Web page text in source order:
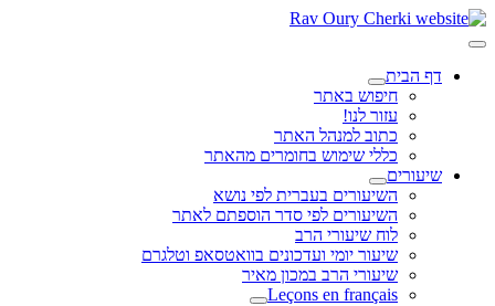
דף הבית
חיפוש באתר
עזור לנו!
כתוב למנהל האתר
כללי שימוש בחומרים מהאתר
שיעורים
השיעורים בעברית לפי נושא
השיעורים לפי סדר הוספתם לאתר
לוח שיעורי הרב
שיעור יומי ועדכונים בוואטסאפ וטלגרם
שיעורי הרב במכון מאיר
Leçons en français